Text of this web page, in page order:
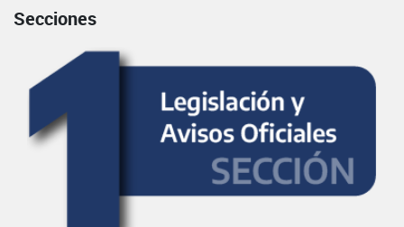
Secciones